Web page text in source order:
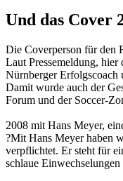
Und das Cover
Die Coverperson für den
Laut Pressemeldung,
Nürnberger Erfolgscoach
Damit wurde auch der
Forum und der Soccer-
2008 mit Hans Meyer,
?Mit Hans Meyer haben
verpflichtet. Er steht für
schlaue Einwechselungen